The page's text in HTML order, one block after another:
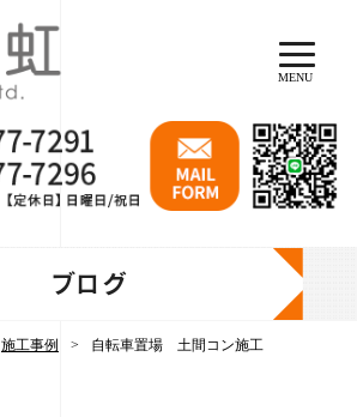
MENU
ブログ
施工事例 自転車置場 土間コン施工